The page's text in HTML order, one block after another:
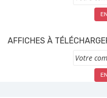
AFFICHES À